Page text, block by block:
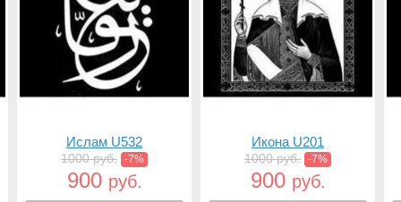
Ислам U532
1000 руб. -7%
900 руб.
Икона U201
1000 руб. -7%
900 руб.